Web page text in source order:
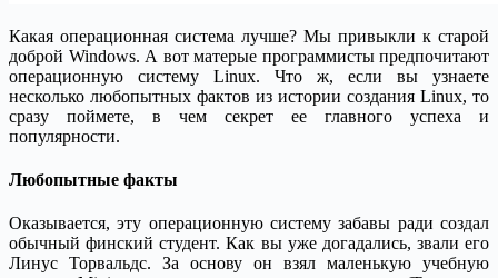
Какая операционная система лучше? Мы привыкли к старой
доброй Windows. А вот матерые программисты предпочитают
операционную систему Linux. Что ж, если вы узнаете
несколько любопытных фактов из истории создания Linux, то
сразу поймете, в чем секрет ее главного успеха и
популярности.
Любопытные факты
Оказывается, эту операционную систему забавы ради создал
обычный финский студент. Как вы уже догадались, звали его
Линус Торвальдс. За основу он взял маленькую учебную